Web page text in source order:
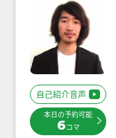
自己紹介音声
本日の予約可能
6コマ